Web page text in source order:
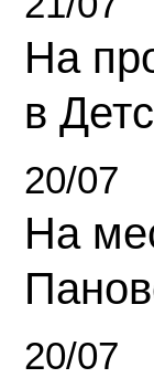
На
в
20/07
На
20/07